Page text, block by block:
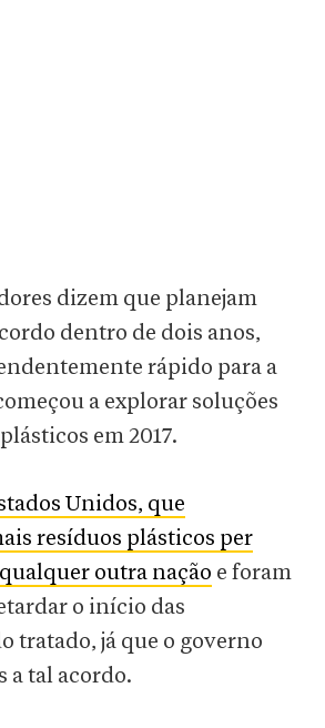
dizem que planejam
dentro de dois anos,
rápido para a
a explorar soluções
em 2017.
Unidos, que
resíduos plásticos per
outra nação e foram
o início das
tratado, já que o governo
a tal acordo.